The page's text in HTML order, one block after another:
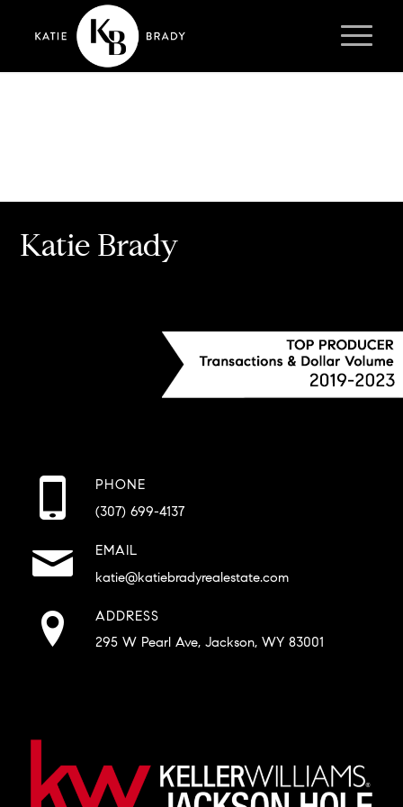
Katie Brady
PHONE
(307) 699-4137
EMAIL
katie@katiebradyrealestate.com
ADDRESS
295 W Pearl Ave, Jackson, WY 83001